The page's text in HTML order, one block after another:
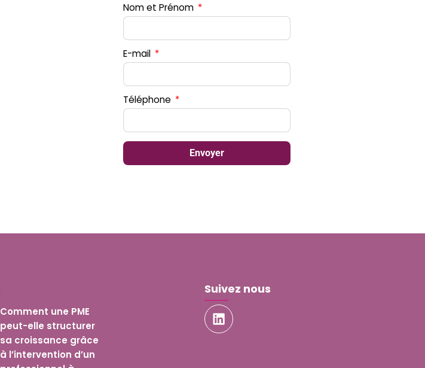
Nom et Prénom
E-mail
Téléphone
Envoyer
Comment une PME
peut-elle structurer
sa croissance grâce
à l’intervention d’un
Suivez nous